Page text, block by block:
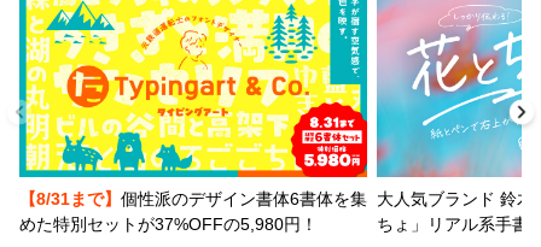
【8/31まで】 個性派のデザイン書体6書体を集
めた特別セットが37%OFFの5,980円！
大人気ブランド 鈴木
ちょ」リアル系手書